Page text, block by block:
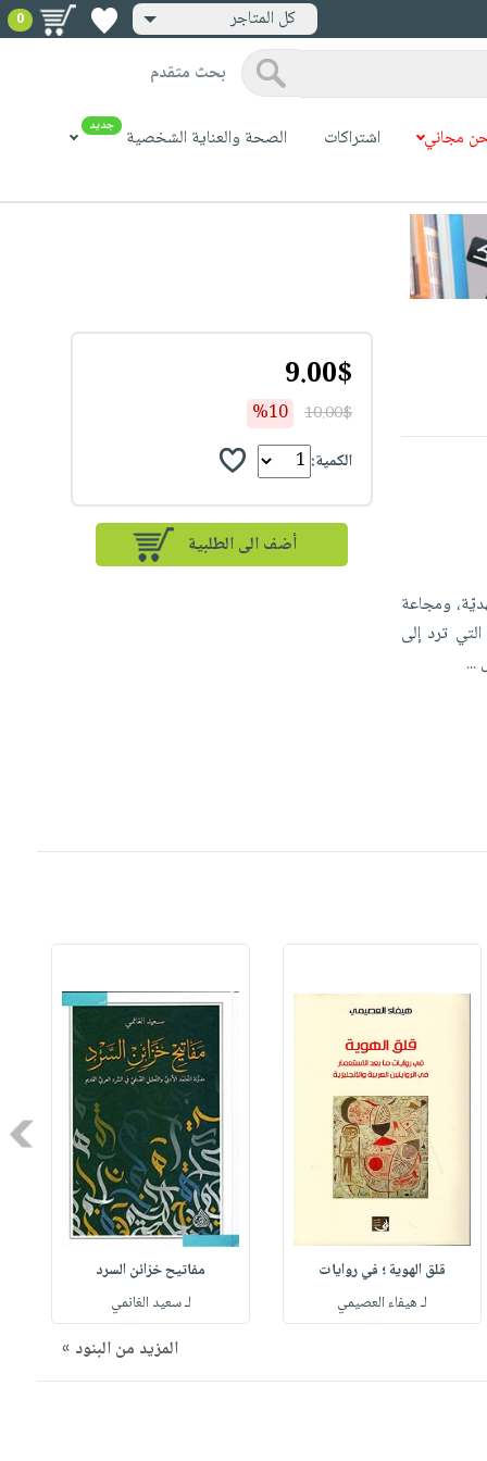
كل المتاجر 0
بحث متقدم
مجاني اشتراكات الصحة والعناية الشخصية جديد
ومجاعة
التي ترد إلى
...
9.00$
10.00$
%10
الكمية:
أضف الى الطلبية
قلق الهوية ؛ في روايات
لـ هيفاء العصيمي
مفاتيح خزائن السرد
لـ سعيد الغانمي
المزيد من البنود »